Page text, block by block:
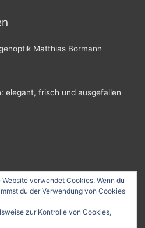
Matthias Bormann
elegant, frisch und ausgefallen
verwendet Cookies. Wenn du
du der Verwendung von Cookies
zur Kontrolle von Cookies,